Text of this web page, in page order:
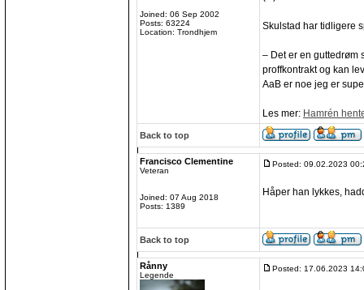
Joined: 06 Sep 2002
Posts: 63224
Location: Trondhjem
Skulstad har tidligere
– Det er en guttedrøm
proffkontrakt og kan
AaB er noe jeg er
Les mer: Hamrén
Back to top
Francisco Clementine
Veteran
Joined: 07 Aug 2018
Posts: 1389
Posted: 09.02.2023
Håper han lykkes,
Back to top
Rånny
Legende
Posted: 17.06.2023